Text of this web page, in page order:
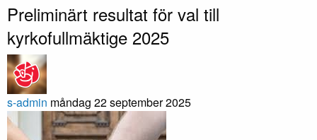
Preliminärt resultat för val till
kyrkofullmäktige 2025
s-admin måndag 22 september 2025